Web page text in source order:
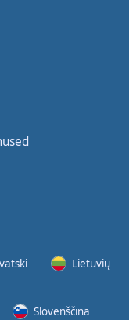
Lietuvių
Slovenščina